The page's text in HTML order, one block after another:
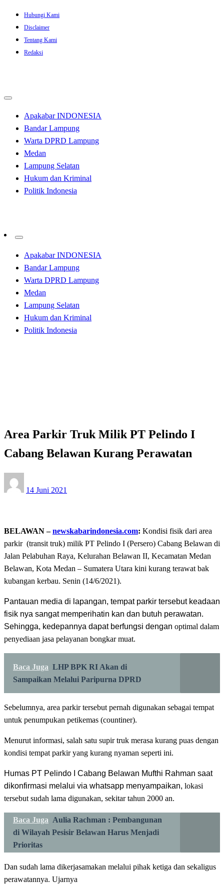
Skip
content
Hubungi Kami
Disclaimer
Tentang Kami
Redaksi
Apakabar INDONESIA
Bandar Lampung
Warta DPRD Lampung
Medan
Lampung Selatan
Hukum dan Kriminal
Politik Indonesia
Apakabar INDONESIA
Bandar Lampung
Warta DPRD Lampung
Medan
Lampung Selatan
Hukum dan Kriminal
Politik Indonesia
Area Parkir Truk Milik PT Pelindo I
Cabang Belawan Kurang Perawatan
on
14 Juni 2021
BELAWAN –newskabarindonesia.com: Kondisi fisik dari area
parkir (transit truk) milik PT Pelindo I (Persero) Cabang Belawan di
Jalan Pelabuhan Raya, Kelurahan Belawan II, Kecamatan Medan
Belawan, Kota Medan – Sumatera Utara kini kurang terawat bak
kubangan kerbau. Senin (14/6/2021).
Pantauan media di lapangan, tempat parkir tersebut keadaan
fisik nya sangat memperihatin kan dan butuh perawatan.
Sehingga, kedepannya dapat berfungsi dengan optimal dalam
penyediaan jasa pelayanan bongkar muat.
Baca Juga LHP BPK RI Akan di
Sampaikan Melalui Paripurna DPRD
Sebelumnya, area parkir tersebut pernah digunakan sebagai tempat
untuk penumpukan petikemas (countiner).
Menurut informasi, salah satu supir truk merasa kurang puas dengan
kondisi tempat parkir yang kurang nyaman seperti ini.
Humas PT Pelindo I Cabang Belawan Mufthi Rahman saat
dikonfirmasi melalui via whatsapp menyampaikan, lokasi
tersebut sudah lama digunakan, sekitar tahun 2000 an.
Baca Juga Aulia Rachman : Pembangunan
di Wilayah Pesisir Belawan Harus Menjadi
Prioritas
Dan sudah lama dikerjasamakan melalui pihak ketiga dan sekaligus
perawatannya. Ujarnya